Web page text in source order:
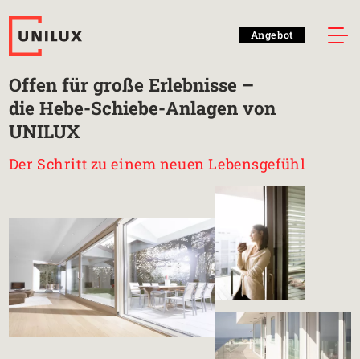
Angebot
Offen für große Erlebnisse –
die Hebe-Schiebe-Anlagen von
UNILUX
Der Schritt zu einem neuen Lebensgefühl